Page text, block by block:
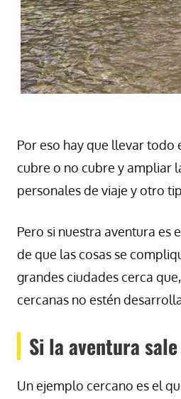
Por eso hay que llevar todo
cubre o no cubre y ampliar
personales de viaje y otro
Pero si nuestra aventura es
de que las cosas se
grandes ciudades cerca
cercanas no estén
Si la aventura
Un ejemplo cercano es el